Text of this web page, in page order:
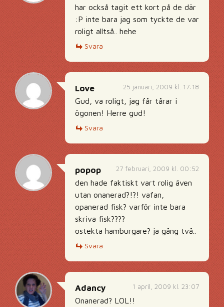
har också tagit ett kort på de där
:P inte bara jag som tyckte de var
roligt alltså.. hehe
Svara
25 januari, 2009 kl. 17:18
Love
Gud, va roligt, jag får tårar i
ögonen! Herre gud!
Svara
27 februari, 2009 kl. 00:52
popop
den hade faktiskt vart rolig även
utan onanerad?!?! vafan,
opanerad fisk? varför inte bara
skriva fisk????
ostekta hamburgare? ja gång två..
Svara
1 april, 2009 kl. 23:07
Adancy
Onanerad? LOL!!